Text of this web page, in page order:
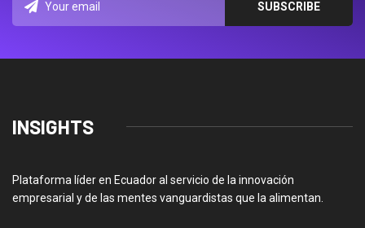
INSIGHTS
Plataforma líder en Ecuador al servicio de la innovación
empresarial y de las mentes vanguardistas que la alimentan.